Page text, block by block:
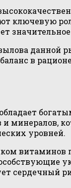
ключевую
данной
в
минералов,
уровней.
сердечный